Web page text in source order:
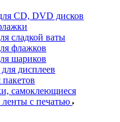
CD, DVD дисков
сладкой ваты
флажков
шариков
дисплеев
самоклеющиеся
с печатью